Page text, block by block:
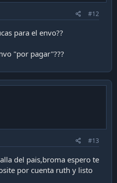
#12
para el envo??
"por pagar"???
#13
del pais,broma espero te
por cuenta ruth y listo